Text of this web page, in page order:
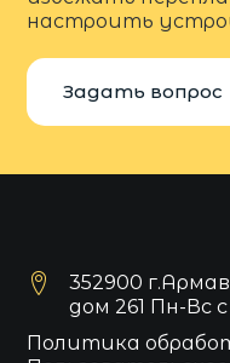
настроить
Задать вопрос
352900
дом 261 Пн-Вс
Политика